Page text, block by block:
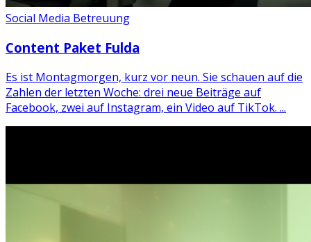
Social Media Betreuung
Content Paket Fulda
Es ist Montagmorgen, kurz vor neun. Sie schauen auf die
Zahlen der letzten Woche: drei neue Beiträge auf
Facebook, zwei auf Instagram, ein Video auf TikTok. ...